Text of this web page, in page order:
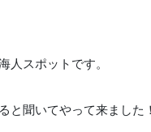
人スポットです。
と聞いてやって来ました！